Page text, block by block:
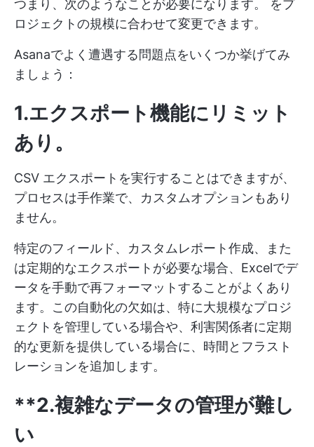
つまり、次のようなことが必要になります。 をプ
ロジェクトの規模に合わせて変更できます。
Asanaでよく遭遇する問題点をいくつか挙げてみ
ましょう：
1.エクスポート機能にリミット
あり 。
CSV エクスポートを実行することはできますが、
プロセスは手作業で、カスタムオプションもあり
ません。
特定のフィールド、カスタムレポート作成、また
は定期的なエクスポートが必要な場合、Excelでデ
ータを手動で再フォーマットすることがよくあり
ます。この自動化の欠如は、特に大規模なプロジ
ェクトを管理している場合や、利害関係者に定期
的な更新を提供している場合に、時間とフラスト
レーションを追加します。
**2.複雑なデータの管理が難し
い